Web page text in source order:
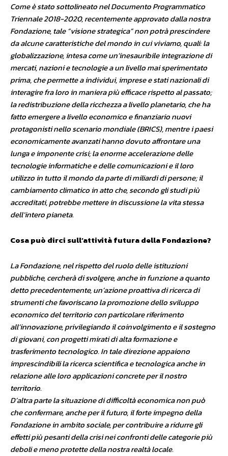
Come è stato sottolineato nel Documento Programmatico
Triennale 2018-2020, recentemente approvato dalla nostra
Fondazione, tale “visione strategica” non potrà prescindere
da alcune caratteristiche del mondo in cui viviamo, quali: la
globalizzazione, intesa come un’inesauribile integrazione di
mercati, nazioni e tecnologie a un livello mai sperimentato
prima, che permette a individui, imprese e stati nazionali di
interagire fra loro in maniera più efficace rispetto al passato;
la redistribuzione della ricchezza a livello planetario, che ha
fatto emergere a livello economico e finanziario nuovi
protagonisti nello scenario mondiale (BRICS), mentre i paesi
economicamente avanzati hanno dovuto affrontare una
lunga e imponente crisi; la enorme accelerazione delle
tecnologie informatiche e delle comunicazioni e il loro
utilizzo in tutto il mondo da parte di miliardi di persone; il
cambiamento climatico in atto che, secondo gli studi più
accreditati, potrebbe mettere in discussione la vita stessa
dell’intero pianeta.
Cosa può dirci sull’attività futura della Fondazione?
La Fondazione, nel rispetto del ruolo delle istituzioni
pubbliche, cercherà di svolgere, anche in funzione a quanto
detto precedentemente, un’azione proattiva di ricerca di
strumenti che favoriscano la promozione dello sviluppo
economico del territorio con particolare riferimento
all’innovazione, privilegiando il coinvolgimento e il sostegno
di giovani, con progetti mirati di alta formazione e
trasferimento tecnologico. In tale direzione appaiono
imprescindibili la ricerca scientifica e tecnologica anche in
relazione alle loro applicazioni concrete per il nostro
territorio.
D’altra parte la situazione di difficoltà economica non può
che confermare, anche per il futuro, il forte impegno della
Fondazione in ambito sociale, per contribuire a ridurre gli
effetti più pesanti della crisi nei confronti delle categorie più
deboli e meno protette della nostra realtà locale.